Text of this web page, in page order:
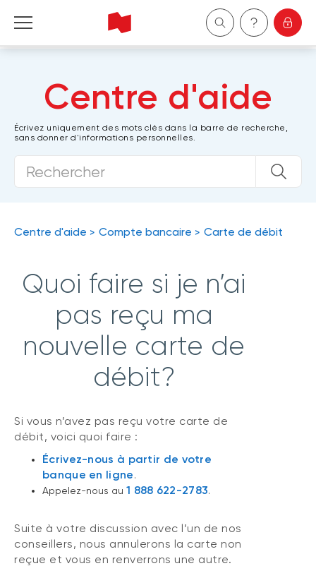
Entreprises
Gestion de patrimoine
Centre d'aide
Écrivez uniquement des mots clés dans la barre de recherche,
sans donner d'informations personnelles.
Centre d'aide Compte bancaire Carte de débit
Quoi faire si je n’ai
pas reçu ma
nouvelle carte de
débit?
Si vous n’avez pas reçu votre carte de
débit, voici quoi faire :
Écrivez-nous à partir de votre
banque en ligne.
Appelez-nous au 1 888 622-2783.
Suite à votre discussion avec l’un de nos
conseillers, nous annulerons la carte non
reçue et vous en renverrons une autre.